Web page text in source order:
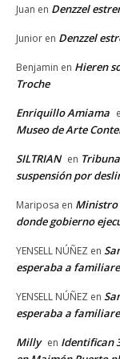
Juan en Denzzel
Junior en Denzzel
Benjamin en Hieren
Troche
Enriquillo Amiama
Museo de Arte
SILTRIAN en
suspensión por
Mariposa en Ministro
donde gobierno
YENSELL NÚÑEZ en
esperaba a
YENSELL NÚÑEZ en
esperaba a
Milly en Identifican